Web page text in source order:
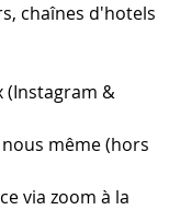
chaînes d'hotels
(Instagram &
même (hors
via zoom à la